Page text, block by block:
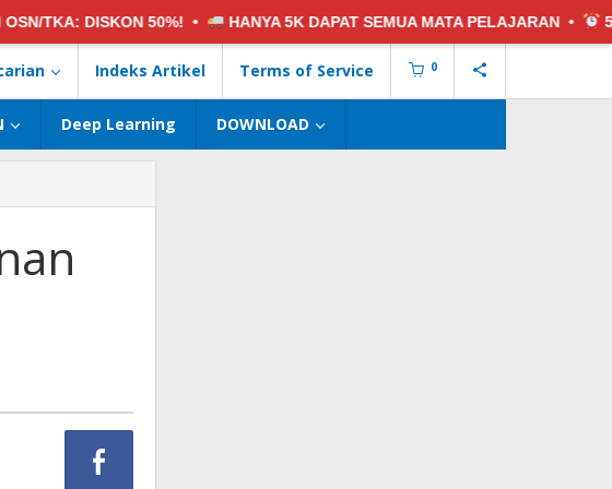
50%! • HANYA 5KDAPAT SEMUA MATA PELAJARAN • 5 PAKET SOAL:
Indeks Artikel Terms of Service 0
Deep Learning DOWNLOAD